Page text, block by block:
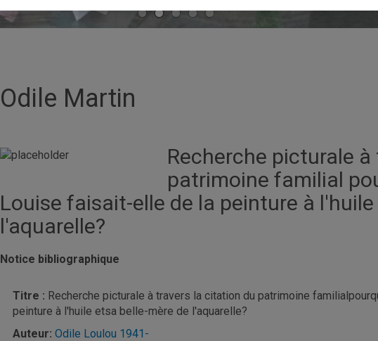
Odile Martin
Recherche picturale
patrimoine familial
Louise faisait-elle de la peinture à
l'aquarelle?
Notice bibliographique
Titre : Recherche picturale à travers la citation du patrimoine familial
peinture à l'huile etsa belle-mère de l'aquarelle?
Auteur: Odile Loulou 1941-